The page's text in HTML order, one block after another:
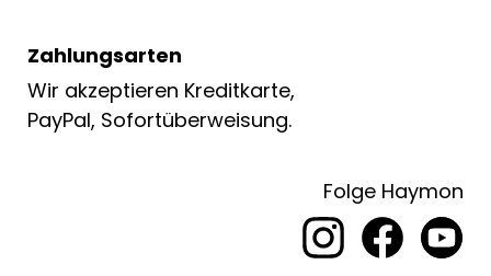
Zahlungsarten
Wir akzeptieren Kreditkarte,
PayPal, Sofortüberweisung.
Folge Haymon